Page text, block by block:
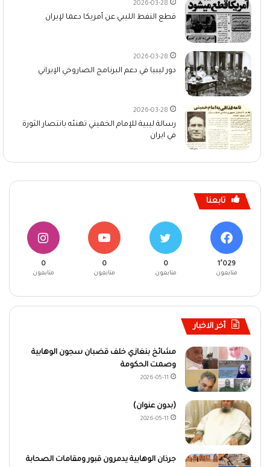
2026-03-28
قطع النفط الليبي عن أمريكا دعما لإيران
2026-03-28
دور ليبيا في دعم البرنامج الصاروخي الإيراني
2026-03-28
رسالة ليبية للإمام الخميني تهنئه بانتصار الثورة
في ايران
تابعنا
1٬029
متابعون
0
متابعون
0
متابعون
0
متابعون
أخر الاخبار
مشائخ بنغازي خلف قضبان سجون الوهابية
وصمت الحكومة
2026-05-11
(بدون عنوان)
2026-05-11
جرذان الوهابية يدمرون قبور ومقامات الصحابة